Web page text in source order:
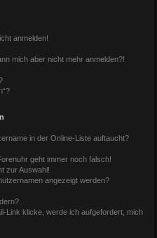
anmelden!
mich aber nicht mehr anmelden?!
in der Online-Liste auftaucht?
geht immer noch falsch!
zur Auswahl!
angezeigt werden?
Link klicke, werde ich aufgefordert, mich